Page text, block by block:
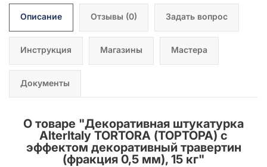
Описание Отзывы (0) Задать вопрос
Инструкция Магазины Мастера
Документы
О товаре "Декоративная штукатурка
AlterItaly TORTORA (ТОРТОРА) с
эффектом декоративный травертин
(фракция 0,5 мм), 15 кг"